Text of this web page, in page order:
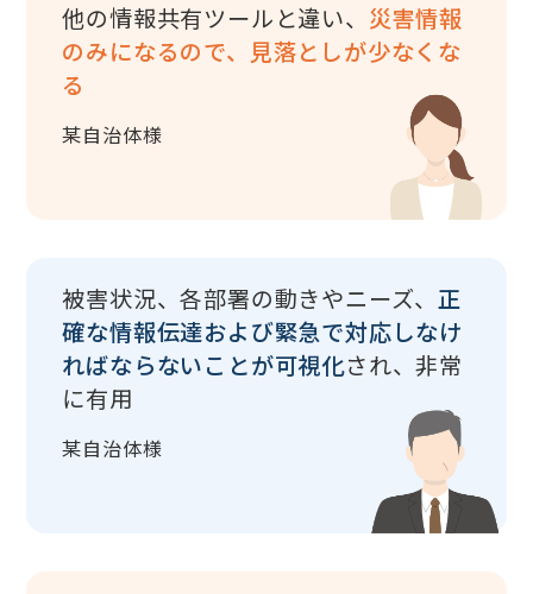
他の情報共有ツールと違い、 災害情報
のみになるので、見落としが少なくな
る
某自治体様
被害状況、各部署の動きやニーズ、正
確な情報伝達および緊急で対応しなけ
ればならないことが可視化され、非常
に有用
某自治体様